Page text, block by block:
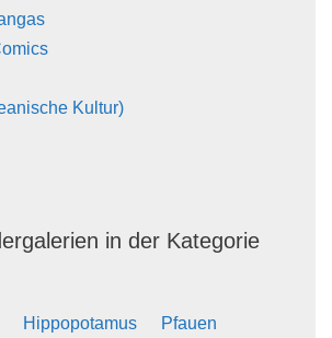
Kultur)
in der Kategorie
Hippopotamus
Pfauen